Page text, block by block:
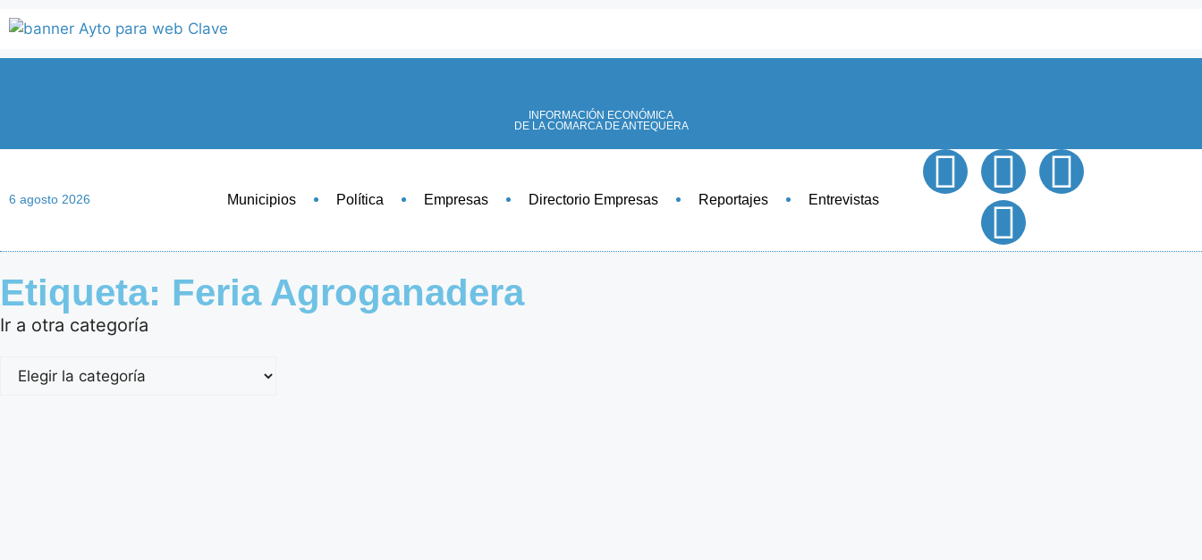
INFORMACIÓN ECONÓMICA
DE LA COMARCA DE ANTEQUERA
6 agosto 2026 Municipios Política Empresas Directorio Empresas Reportajes Entrevistas
Etiqueta: Feria Agroganadera
Ir a otra categoría